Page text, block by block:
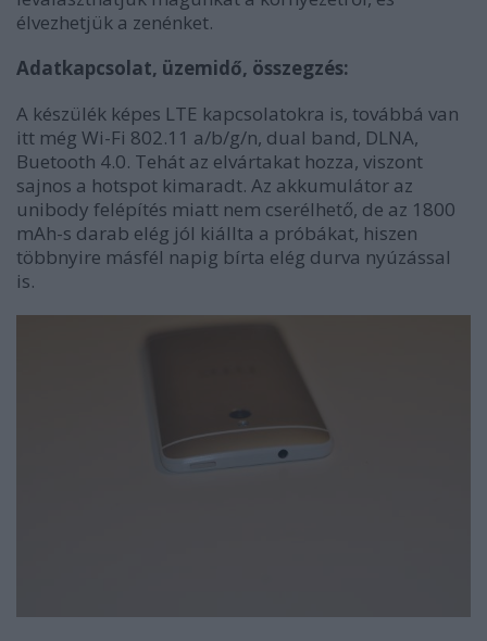
élvezhetjük a zenénket.
Adatkapcsolat, üzemidő, összegzés:
A készülék képes LTE kapcsolatokra is, továbbá van
itt még Wi-Fi 802.11 a/b/g/n, dual band, DLNA,
Buetooth 4.0. Tehát az elvártakat hozza, viszont
sajnos a hotspot kimaradt. Az akkumulátor az
unibody felépítés miatt nem cserélhető, de az 1800
mAh-s darab elég jól kiállta a próbákat, hiszen
többnyire másfél napig bírta elég durva nyúzással
is.